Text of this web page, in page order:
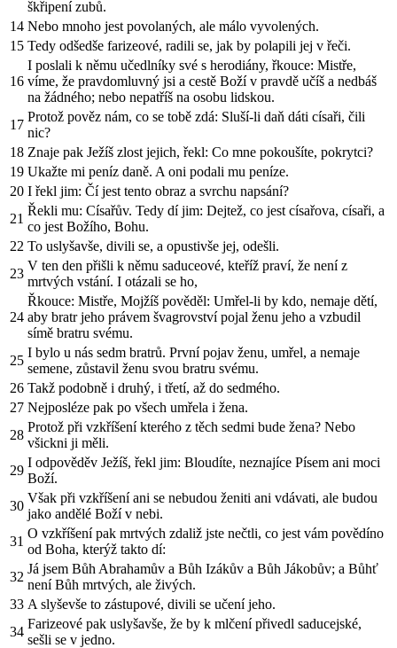
škřipení zubů.
14 Nebo mnoho jest povolaných, ale málo vyvolených.
15 Tedy odšedše farizeové, radili se, jak by polapili jej v řeči.
16
I poslali k němu učedlníky své s herodiány, řkouce: Mistře,
víme, že pravdomluvný jsi a cestě Boží v pravdě učíš a nedbáš
na žádného; nebo nepatříš na osobu lidskou.
17
Protož pověz nám, co se tobě zdá: Sluší-li daň dáti císaři, čili
nic?
18 Znaje pak Ježíš zlost jejich, řekl: Co mne pokoušíte, pokrytci?
19 Ukažte mi peníz daně. A oni podali mu peníze.
20 I řekl jim: Čí jest tento obraz a svrchu napsání?
21
Řekli mu: Císařův. Tedy dí jim: Dejtež, co jest císařova, císaři, a
co jest Božího, Bohu.
22 To uslyšavše, divili se, a opustivše jej, odešli.
23
V ten den přišli k němu saduceové, kteříž praví, že není z
mrtvých vstání. I otázali se ho,
24
Řkouce: Mistře, Mojžíš pověděl: Umřel-li by kdo, nemaje dětí,
aby bratr jeho právem švagrovství pojal ženu jeho a vzbudil
símě bratru svému.
25
I bylo u nás sedm bratrů. První pojav ženu, umřel, a nemaje
semene, zůstavil ženu svou bratru svému.
26 Takž podobně i druhý, i třetí, až do sedmého.
27 Nejposléze pak po všech umřela i žena.
28
Protož při vzkříšení kterého z těch sedmi bude žena? Nebo
všickni ji měli.
29
I odpověděv Ježíš, řekl jim: Bloudíte, neznajíce Písem ani moci
Boží.
30
Však při vzkříšení ani se nebudou ženiti ani vdávati, ale budou
jako andělé Boží v nebi.
31
O vzkříšení pak mrtvých zdaliž jste nečtli, co jest vám povědíno
od Boha, kterýž takto dí:
32
Já jsem Bůh Abrahamův a Bůh Izákův a Bůh Jákobův; a Bůhť
není Bůh mrtvých, ale živých.
33 A slyševše to zástupové, divili se učení jeho.
34
Farizeové pak uslyšavše, že by k mlčení přivedl saducejské,
sešli se v jedno.